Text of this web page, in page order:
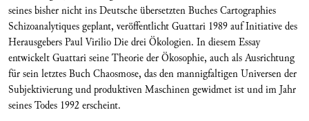
seines bisher nicht ins Deutsche übersetzten Buches Cartographies
Schizoanalytiques geplant, veröffentlicht Guattari 1989 auf Initiative des
Herausgebers Paul Virilio Die drei Ökologien. In diesem Essay
entwickelt Guattari seine Theorie der Ökosophie, auch als Ausrichtung
für sein letztes Buch Chaosmose, das den mannigfaltigen Universen der
Subjektivierung und produktiven Maschinen gewidmet ist und im Jahr
seines Todes 1992 erscheint.